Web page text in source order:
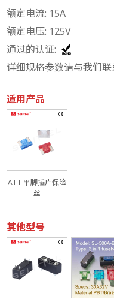
额定电流: 15A
额定电压: 125V
通过的认证:
详细规格参数请与我们
适用产品
ATT 平脚插片保险
丝
其他型号